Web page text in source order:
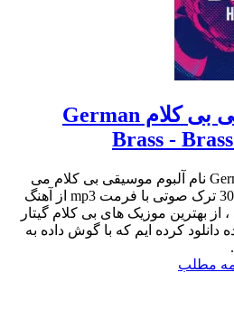
دانلود آلبوم موسیقی بی کلام German
Brass -
German Brass - Brass Hommage نام آلبوم موسیقی بی کلام می
باشد که این مجموعه شامل 30 ترک صوتی با فرمت mp3 از آهنگ
بهترین موزیک های بی کلام گیتار
دانلود کرده ایم که با گوش داده به
مطلب